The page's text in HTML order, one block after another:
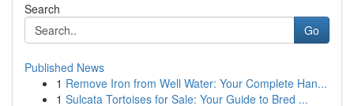
Search
Go
Published News
1 Remove Iron from Well Water: Your Complete Han...
1 Sulcata Tortoises for Sale: Your Guide to Bred ...